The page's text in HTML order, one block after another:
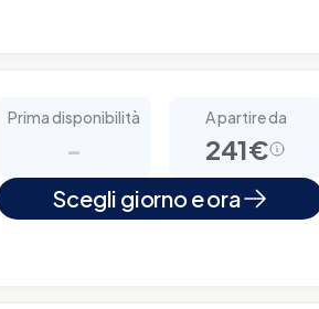
Prima disponibilità
-
A partire da
241€
Scegli giorno e ora